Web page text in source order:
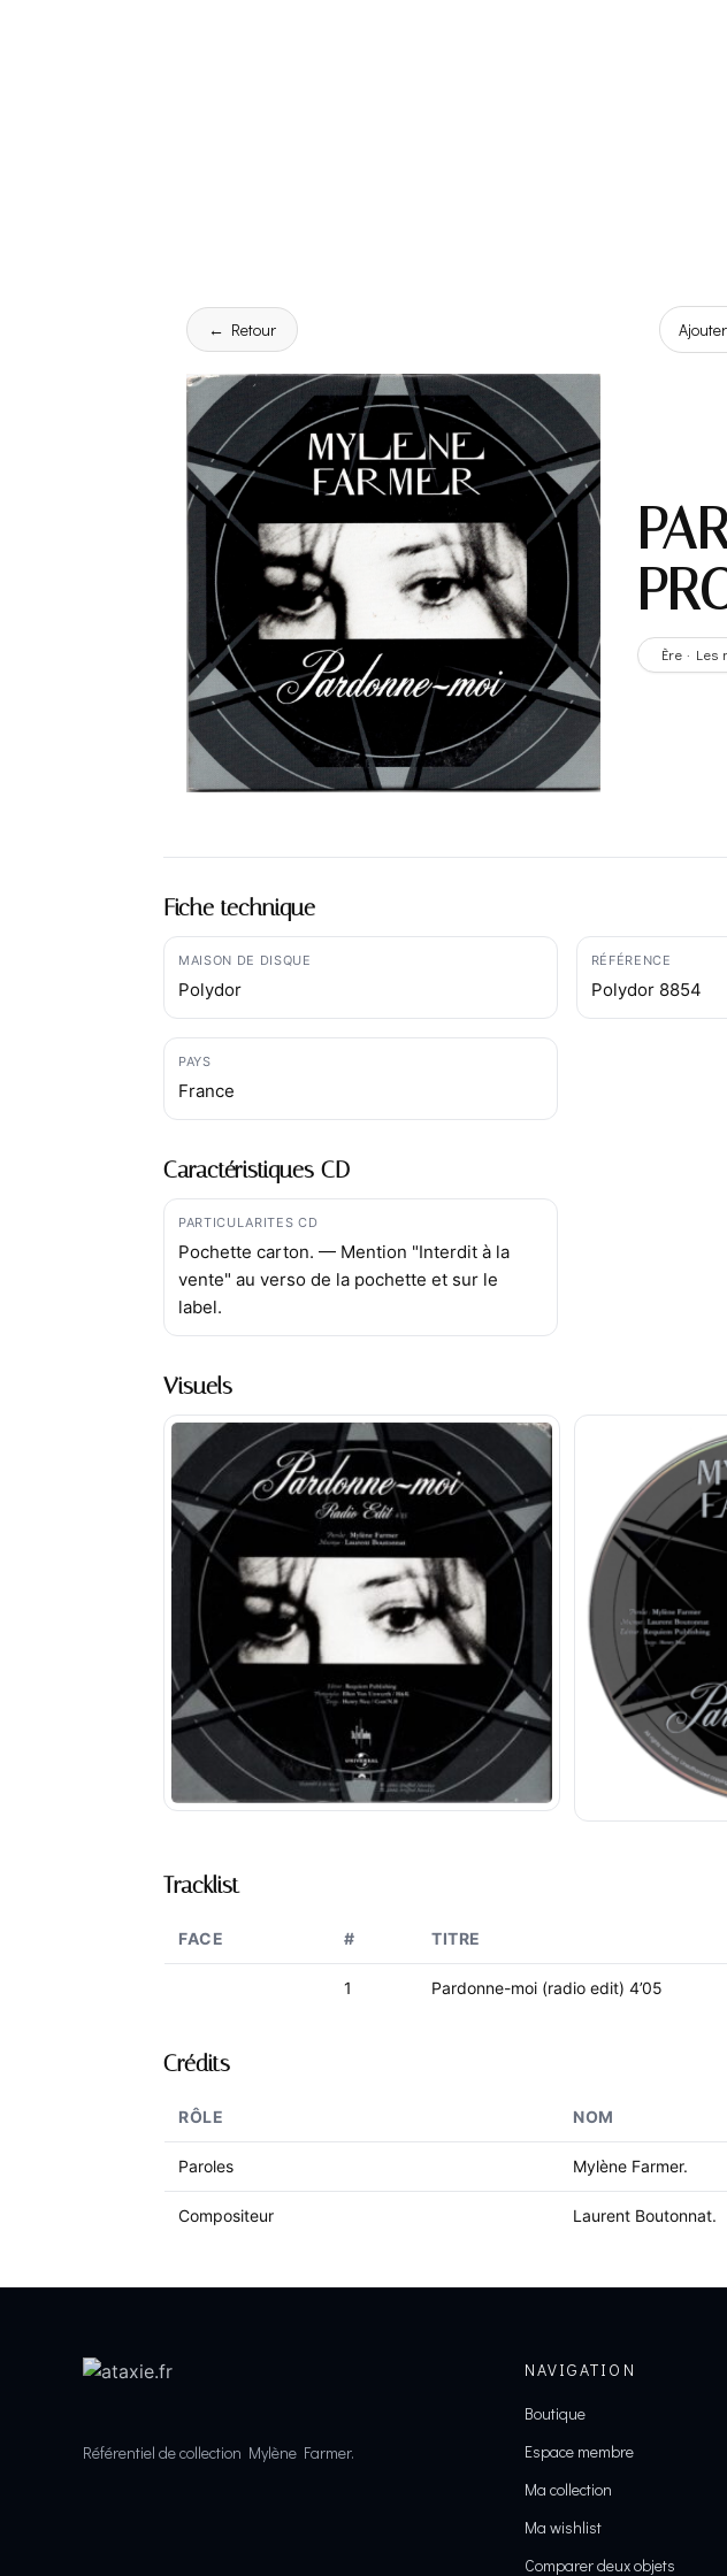
← Retour
Ère · Les
Fiche technique
MAISON DE DISQUE
Polydor
RÉFÉRENCE
Polydor 8854
PAYS
France
Caractéristiques CD
PARTICULARITES CD
Pochette carton. — Mention "Interdit à la
vente" au verso de la pochette et sur le
label.
Visuels
Tracklist
FACE # TITRE
1 Pardonne-moi (radio edit) 4’05
Crédits
RÔLE NOM
Paroles Mylène Farmer.
Compositeur Laurent Boutonnat.
Référentiel de collection Mylène Farmer.
NAVIGATION
Boutique
Espace membre
Ma collection
Ma wishlist
Comparer deux objets